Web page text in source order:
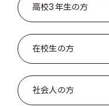
高校3年生の方
在校生の方
社会人の方